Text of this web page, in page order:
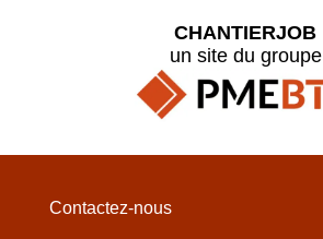
CHANTIERJOB
un site du groupe
Contactez-nous